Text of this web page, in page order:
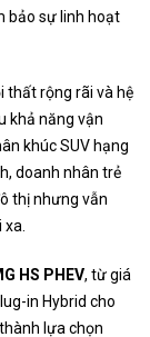
bảo sự linh hoạt
thất rộng rãi và hệ
khả năng vận
khúc SUV hạng
doanh nhân trẻ
thị nhưng vẫn
HS PHEV, từ giá
in Hybrid cho
lựa chọn